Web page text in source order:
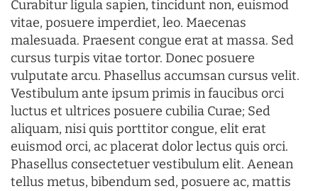
Curabitur ligula sapien, tincidunt non, euismod
vitae, posuere imperdiet, leo. Maecenas
malesuada. Praesent congue erat at massa. Sed
cursus turpis vitae tortor. Donec posuere
vulputate arcu. Phasellus accumsan cursus velit.
Vestibulum ante ipsum primis in faucibus orci
luctus et ultrices posuere cubilia Curae; Sed
aliquam, nisi quis porttitor congue, elit erat
euismod orci, ac placerat dolor lectus quis orci.
Phasellus consectetuer vestibulum elit. Aenean
tellus metus, bibendum sed, posuere ac, mattis